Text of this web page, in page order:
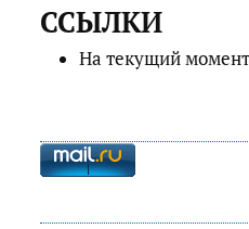
ССЫЛКИ
На текущий